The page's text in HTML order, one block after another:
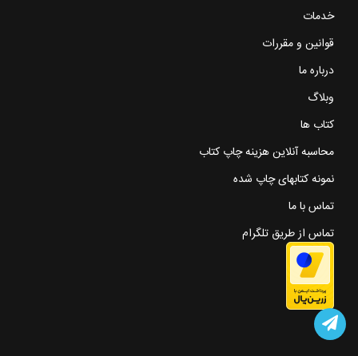
خدمات
قوانین و مقررات
درباره ما
وبلاگ
کتاب ها
محاسبه آنلاین هزینه چاپ کتاب
نمونه کتابهای چاپ شده
تماس با ما
تماس از طریق تلگرام